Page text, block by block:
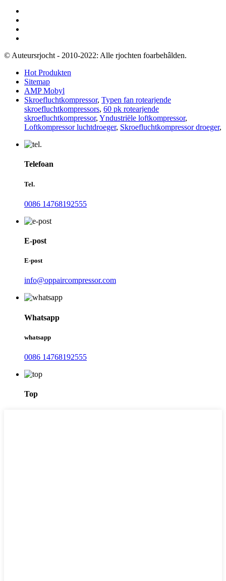
© Auteursrjocht - 2010-2022: Alle rjochten foarbehâlden.
Hot Produkten
Sitemap
AMP Mobyl
Skroefluchtkompressor, Typen fan rotearjende
skroefluchtkompressors, 60 pk rotearjende
skroefluchtkompressor, Yndustriële loftkompressor,
Loftkompressor luchtdroeger, Skroefluchtkompressor droeger,
Telefoan
Tel.
0086 14768192555
E-post
E-post
info@oppaircompressor.com
Whatsapp
whatsapp
0086 14768192555
Top